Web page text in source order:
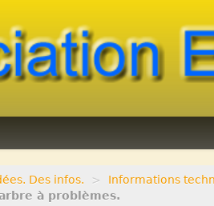
Des infos. > Informations
à problèmes.